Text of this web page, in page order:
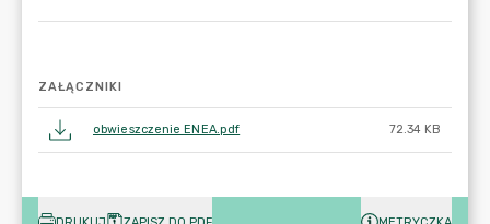
ZAŁĄCZNIKI
obwieszczenie ENEA.pdf 72.34 KB